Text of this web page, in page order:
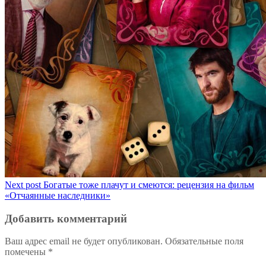
Next post Богатые тоже плачут и смеются: рецензия на фильм
«Отчаянные наследники»
Добавить комментарий
Ваш адрес email не будет опубликован. Обязательные поля
помечены *